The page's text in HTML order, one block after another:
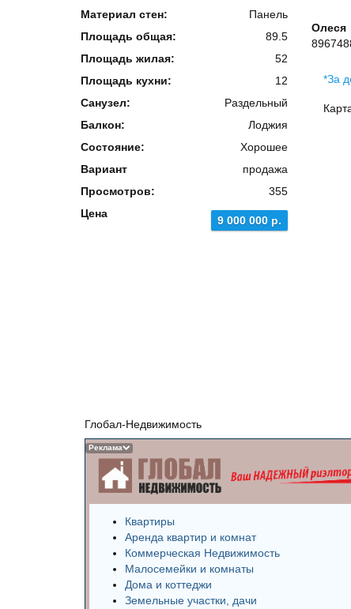
Материал стен:
Панель
Площадь общая:
89.5
Площадь жилая:
52
Площадь кухни:
12
Санузел:
Раздельный
Балкон:
Лоджия
Состояние:
Хорошее
Вариант
продажа
Просмотров:
355
Цена
9 000 000 р.
Олеся
*За
Реклама
Глобал-Недвижимость
Квартиры
Аренда квартир и комнат
Коммерческая Недвижимость
Малосемейки и комнаты
Дома и коттеджи
Земельные участки, дачи